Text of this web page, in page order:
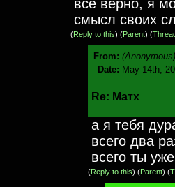
все верно, я
смысл своих
(Reply to this) (Parent) (
From: (Anonymous)
Date: May 14th,
Re: Матх
а я тебя
всего два
всего ты
(Reply to this) (Parent) (